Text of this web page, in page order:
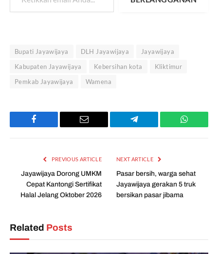
Bupati Jayawijaya DLH Jayawijaya
Jayawijaya
Kabupaten Jayawijaya
Kebersihan kota
Kliktimur
Pemkab Jayawijaya
Wamena
Facebook Email Telegram
PREVIOUS ARTICLE
Jayawijaya Dorong UMKM
Cepat Kantongi Sertifikat
Halal Jelang Oktober 2026
NEXT ARTICLE
Pasar bersih, warga sehat
Jayawijaya gerakan 5 truk
bersikan pasar jibama
Related Posts